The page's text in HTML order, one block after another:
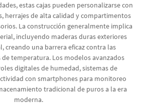
estas cajas pueden personalizarse con
herrajes de alta calidad y compartimentos
La construcción generalmente implica
incluyendo maderas duras exteriores
creando una barrera eficaz contra las
temperatura. Los modelos avanzados
digitales de humedad, sistemas de
con smartphones para monitoreo
tradicional de puros a la era
moderna.